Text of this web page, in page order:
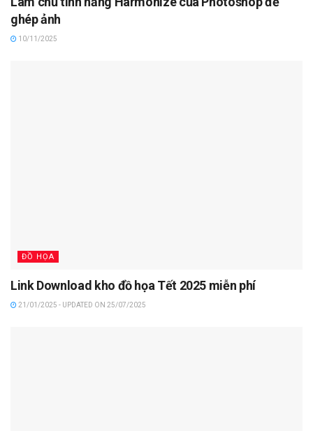
ghép ảnh
10/11/2025
ĐỒ HỌA
Link Download kho đồ họa Tết 2025 miễn phí
21/01/2025 - UPDATED ON 25/07/2025